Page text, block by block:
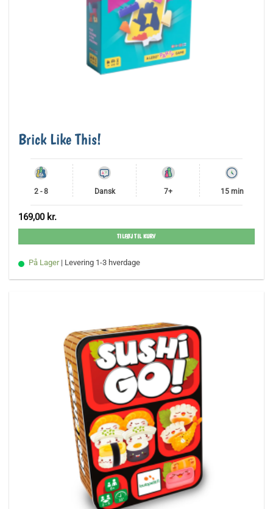
Brick Like This!
2 - 8 Dansk 7+ 15 min
169,00 kr.
TILFØJ TIL KURV
På Lager | Levering 1-3 hverdage